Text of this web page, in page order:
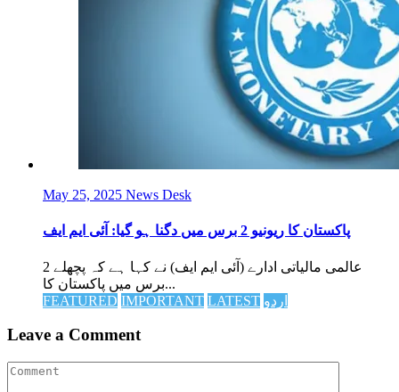
May 25, 2025 News Desk
پاکستان کا ریونیو 2 برس میں دگنا ہو گیا: آئی ایم ایف
عالمی مالیاتی ادارے (آئی ایم ایف) نے کہا ہے کہ پچھلے 2
برس میں پاکستان کا...
FEATURED IMPORTANT LATEST اردو
Leave a Comment